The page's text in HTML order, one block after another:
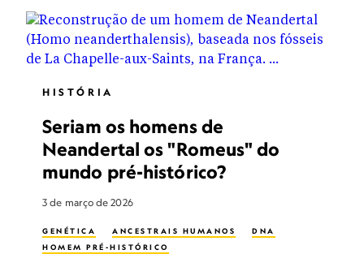
HISTÓRIA
Seriam os homens de
Neandertal os "Romeus" do
mundo pré-histórico?
3 de março de 2026
GENÉTICA ANCESTRAIS HUMANOS
DNA
HOMEM PRÉ-HISTÓRICO